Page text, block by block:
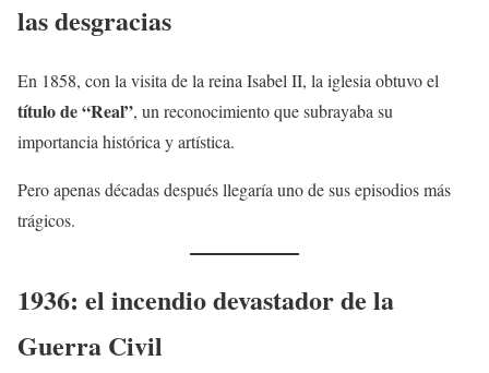
las desgracias
En 1858, con la visita de la reina Isabel II, la iglesia obtuvo el
título de “Real”, un reconocimiento que subrayaba su
importancia histórica y artística.
Pero apenas décadas después llegaría uno de sus episodios más
trágicos.
1936: el incendio devastador de la
Guerra Civil